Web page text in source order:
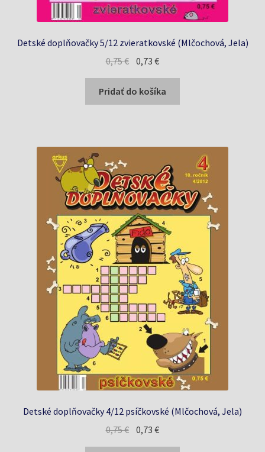
Detské doplňovačky 5/12 zvieratkovské (Mlčochová, Jela)
0,75€ Pôvodná
bola:
0,75 €.
0,73€Aktuálna
je:
0,73 €.
Pridať do košíka
Detské doplňovačky 4/12 psíčkovské (Mlčochová, Jela)
0,75€ Pôvodná
0,73€Aktuálna